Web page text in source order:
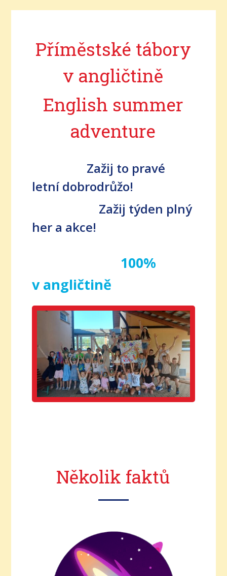
Příměstské tábory
v angličtině
English summer
adventure
Zažij to pravé
letní dobrodrůžo!
Zažij týden plný
her a akce!
100%
v angličtině
Několik faktů